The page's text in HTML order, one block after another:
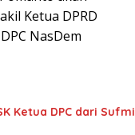
Ketua DPRD
NasDem
Ketua DPC dari Sufmi